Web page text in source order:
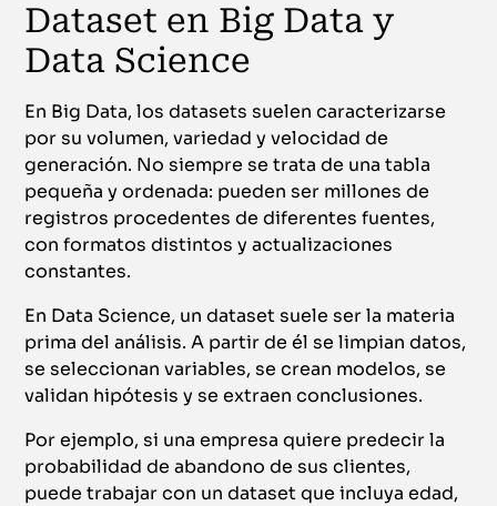
Dataset en Big Data y
Data Science
En Big Data, los datasets suelen caracterizarse
por su volumen, variedad y velocidad de
generación. No siempre se trata de una tabla
pequeña y ordenada: pueden ser millones de
registros procedentes de diferentes fuentes,
con formatos distintos y actualizaciones
constantes.
En Data Science, un dataset suele ser la materia
prima del análisis. A partir de él se limpian datos,
se seleccionan variables, se crean modelos, se
validan hipótesis y se extraen conclusiones.
Por ejemplo, si una empresa quiere predecir la
probabilidad de abandono de sus clientes,
puede trabajar con un dataset que incluya edad,